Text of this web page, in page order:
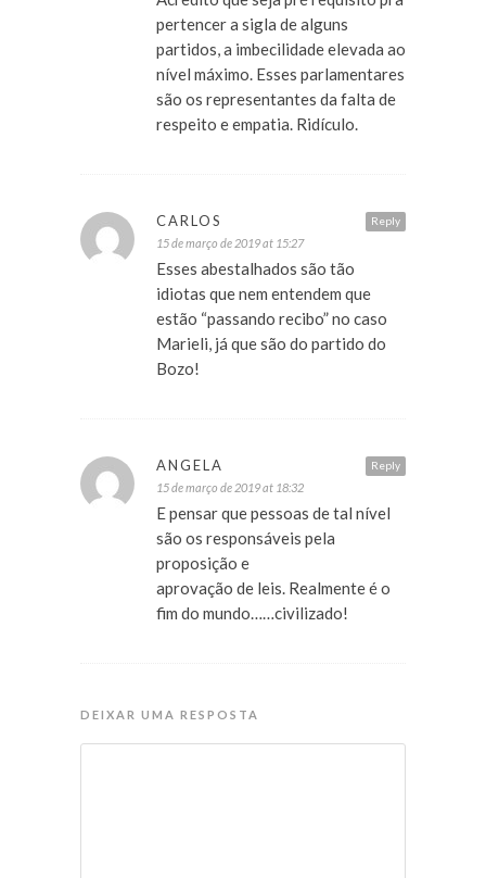
pertencer a sigla de alguns
partidos, a imbecilidade elevada ao
nível máximo. Esses parlamentares
são os representantes da falta de
respeito e empatia. Ridículo.
Reply
CARLOS
15 de março de 2019 at 15:27
Esses abestalhados são tão
idiotas que nem entendem que
estão “passando recibo” no caso
Marieli, já que são do partido do
Bozo!
Reply
ANGELA
15 de março de 2019 at 18:32
E pensar que pessoas de tal nível
são os responsáveis pela
proposição e
aprovação de leis. Realmente é o
fim do mundo……civilizado!
DEIXAR UMA RESPOSTA